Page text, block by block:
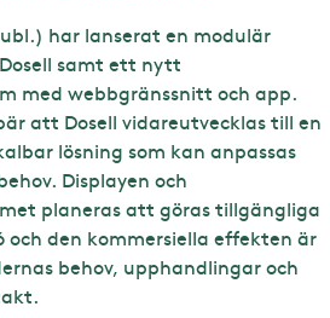
har lanserat en modulär
samt ett nytt
med webbgränssnitt och app.
att Dosell vidareutvecklas till en
lösning som kan anpassas
Displayen och
planeras att göras tillgängliga
och den kommersiella effekten är
behov, upphandlingar och